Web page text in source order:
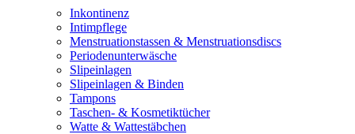
Inkontinenz
Intimpflege
Menstruationstassen & Menstruationsdiscs
Periodenunterwäsche
Slipeinlagen
Slipeinlagen & Binden
Tampons
Taschen- & Kosmetiktücher
Watte & Wattestäbchen